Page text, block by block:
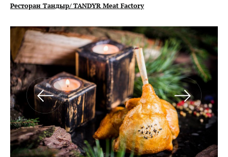
Ресторан Тандыр/ TANDYR Meat Factory